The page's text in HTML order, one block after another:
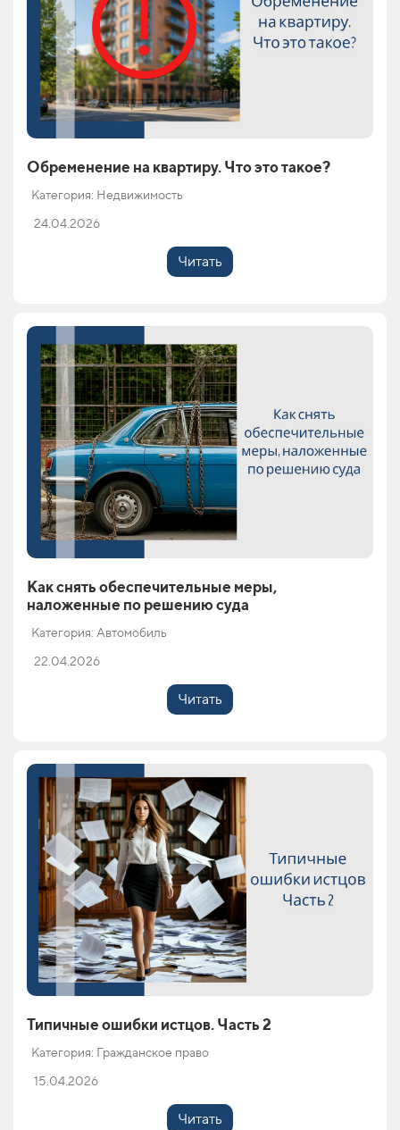
Обременение на квартиру. Что это такое?
Категория: Недвижимость
24.04.2026
Читать
Как снять обеспечительные меры,
наложенные по решению суда
Категория: Автомобиль
22.04.2026
Читать
Типичные ошибки истцов. Часть 2
Категория: Гражданское право
15.04.2026
Читать